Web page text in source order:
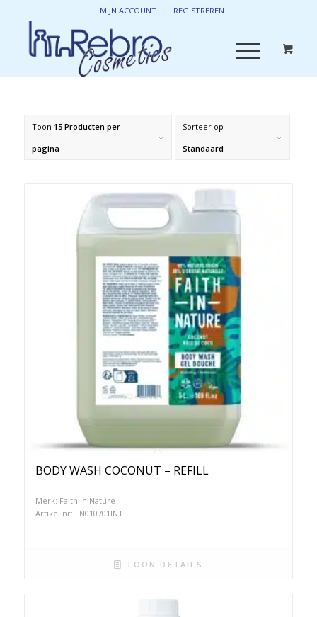
MIJN ACCOUNT REGISTREREN
Sorteer op
Standaard
Toon 15 Producten per
pagina
BODY WASH COCONUT – REFILL
Merk: Faith in Nature
Artikel nr: FN010701INT
TOON DETAILS